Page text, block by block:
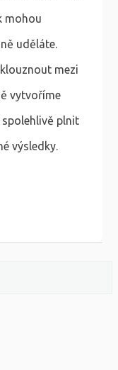
mohou
uděláte.
mezi
vytvoříme
plnit
výsledky.